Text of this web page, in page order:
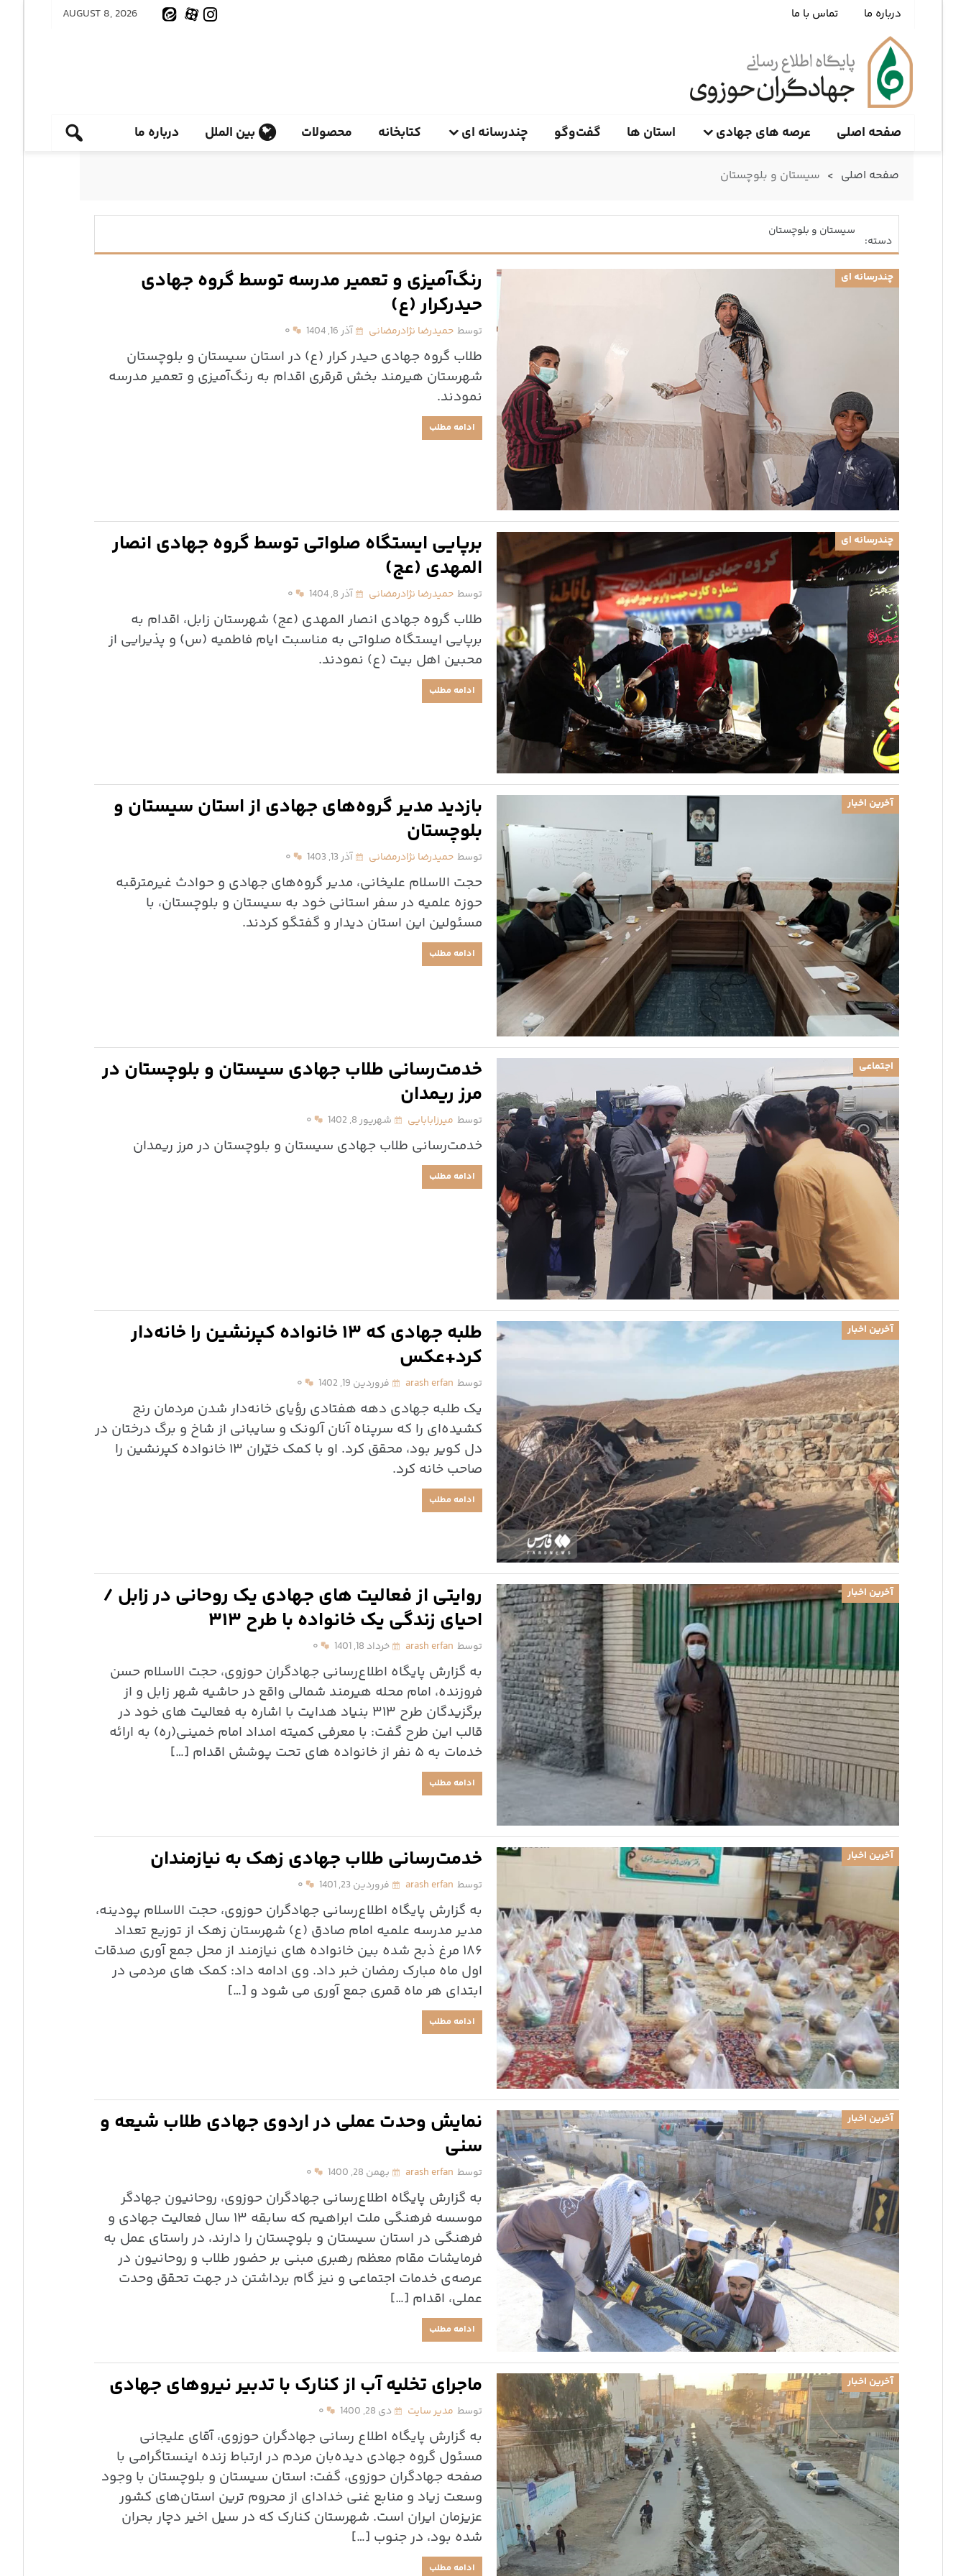
درباره ما تماس با ما AUGUST 8, 2026
صفحه اصلی عرصه های جهادی استان ها گفت‌وگو چندرسانه ای کتابخانه محصولات بین الملل درباره ما
صفحه اصلی > سیستان و بلوچستان
دسته:
سیستان و بلوچستان
چندرسانه ای
رنگ‌آمیزی و تعمیر مدرسه توسط گروه جهادی
حیدرکرار (ع)
توسط حمیدرضا نژادرمضانی آذر 16, 1404 ۰
طلاب گروه جهادی حیدر کرار (ع) در استان سیستان و بلوچستان
شهرستان هیرمند بخش قرقری اقدام به رنگ‌آمیزی و تعمیر مدرسه
نمودند.
ادامه مطلب
چندرسانه ای
برپایی ایستگاه صلواتی توسط گروه جهادی انصار
المهدی (عج)
توسط حمیدرضا نژادرمضانی آذر 8, 1404 ۰
طلاب گروه جهادی انصار المهدی (عج) شهرستان زابل، اقدام به
برپایی ایستگاه صلواتی به مناسبت ایام فاطمیه (س) و پذیرایی از
محبین اهل بیت (ع) نمودند.
ادامه مطلب
آخرین اخبار
بازدید مدیر گروه‌های جهادی از استان سیستان و
بلوچستان
توسط حمیدرضا نژادرمضانی آذر 13, 1403 ۰
حجت الاسلام علیخانی، مدیر گروه‌های جهادی و حوادث غیرمترقبه
حوزه علمیه در سفر استانی خود به سیستان و بلوچستان، با
مسئولین این استان دیدار و گفتگو کردند.
ادامه مطلب
اجتماعی
خدمت‌رسانی طلاب جهادی سیستان و بلوچستان در
مرز ریمدان
توسط میرزابابایی شهریور 8, 1402 ۰
خدمت‌رسانی طلاب جهادی سیستان و بلوچستان در مرز ریمدان
ادامه مطلب
آخرین اخبار
طلبه‌ جهادی که ۱۳ خانواده کپرنشین را خانه‌دار
کرد+عکس
توسط arash erfan فروردین 19, 1402 ۰
یک طلبه جهادی دهه هفتادی رؤیای خانه‌دار شدن‌ مردمان رنج
کشیده‌ای را که سرپناه آنان آلونک و سایبانی از شاخ و برگ درختان در
دل کویر بود، محقق کرد. او با کمک خیّران ۱۳ خانواده‌ کپرنشین را
صاحب خانه کرد.
ادامه مطلب
آخرین اخبار
روایتی از فعالیت های جهادی یک روحانی در زابل /
احیای زندگی یک خانواده با طرح ۳۱۳
توسط arash erfan خرداد 18, 1401 ۰
به گزارش پایگاه اطلاع‌رسانی جهادگران حوزوی، حجت الاسلام حسن
فروزنده، امام محله هیرمند شمالی واقع در حاشیه شهر زابل و از
برگزیدگان طرح ۳۱۳ بنیاد هدایت با اشاره به فعالیت های خود در
قالب این طرح گفت: با معرفی کمیته امداد امام خمینی(ره) به ارائه
خدمات به ۵ نفر از خانواده های تحت پوشش اقدام […]
ادامه مطلب
آخرین اخبار خدمت‌رسانی طلاب جهادی زهک به نیازمندان
توسط arash erfan فروردین 23, 1401 ۰
به گزارش پایگاه اطلاع‌رسانی جهادگران حوزوی، حجت الاسلام پودینه،
مدیر مدرسه علمیه امام صادق (ع) شهرستان زهک از توزیع تعداد
۱۸۶ مرغ ذبح شده بین خانواده های نیازمند از محل جمع ‌آوری صدقات
اول ماه مبارک رمضان خبر داد. وی ادامه داد: کمک های مردمی در
ابتدای هر ماه قمری جمع آوری می شود و […]
ادامه مطلب
آخرین اخبار
نمایش وحدت عملی در اردوی جهادی طلاب شیعه و
سنی
توسط arash erfan بهمن 28, 1400 ۰
به گزارش پایگاه اطلاع‌رسانی جهادگران حوزوی، روحانیون جهادگر
موسسه فرهنگی ملت ابراهیم که سابقه ۱۳ سال فعالیت جهادی و
فرهنگی در استان سیستان و بلوچستان را دارند، در راستای عمل به
فرمایشات مقام معظم رهبری مبنی بر حضور طلاب و روحانیون در
عرصه‌ی خدمات اجتماعی و نیز گام برداشتن در جهت تحقق وحدت
عملی، اقدام […]
ادامه مطلب
آخرین اخبار ماجرای تخلیه آب از کنارک با تدبیر نیروهای جهادی
توسط مدیر سایت دی 28, 1400 ۰
به گزارش پایگاه اطلاع رسانی جهادگران حوزوی، آقای علیجانی
مسئول گروه جهادی دیده‌بان مردم در ارتباط زنده اینستاگرامی با
صفحه جهادگران حوزوی، گفت: استان سیستان و بلوچستان با وجود
وسعت زیاد و منابع غنی خدادای از محروم ترین استان‌های کشور
عزیزمان ایران است. شهرستان کنارک که در سیل اخیر دچار بحران
شده بود، در جنوب […]
ادامه مطلب